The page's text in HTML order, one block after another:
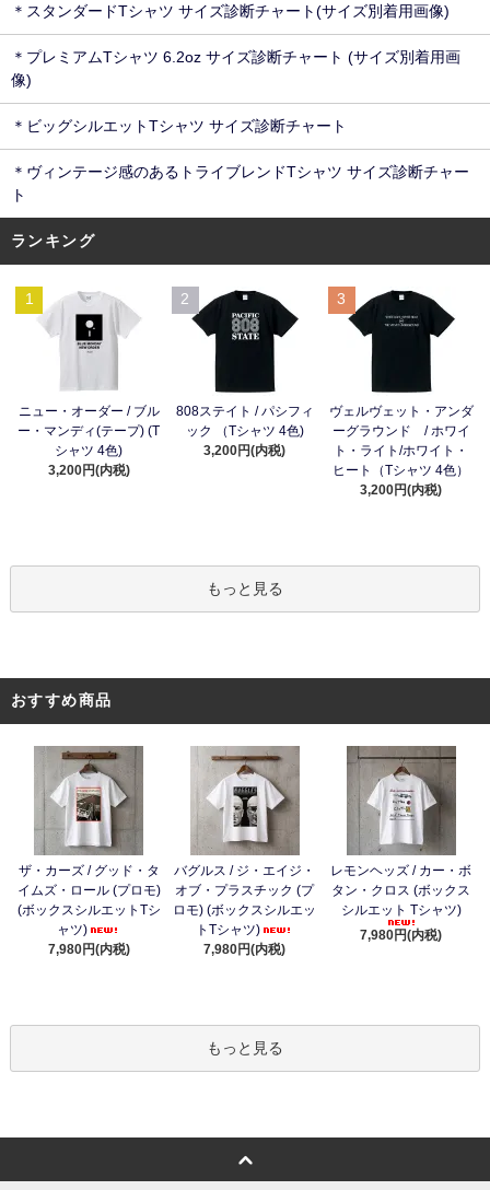
＊スタンダードTシャツ サイズ診断チャート(サイズ別着用画像)
＊プレミアムTシャツ 6.2oz サイズ診断チャート (サイズ別着用画
像)
＊ビッグシルエットTシャツ サイズ診断チャート
＊ヴィンテージ感のあるトライブレンドTシャツ サイズ診断チャー
ト
ランキング
1
ニュー・オーダー / ブル
ー・マンディ(テープ) (T
シャツ 4色)
3,200円(内税)
2
808ステイト / パシフィ
ック （Tシャツ 4色)
3,200円(内税)
3
ヴェルヴェット・アンダ
ーグラウンド / ホワイ
ト・ライト/ホワイト・
ヒート（Tシャツ 4色）
3,200円(内税)
もっと見る
おすすめ商品
ザ・カーズ / グッド・タ
イムズ・ロール (プロモ)
(ボックスシルエットTシ
ャツ)
7,980円(内税)
バグルス / ジ・エイジ・
オブ・プラスチック (プ
ロモ) (ボックスシルエッ
トTシャツ)
7,980円(内税)
レモンヘッズ / カー・ボ
タン・クロス (ボックス
シルエット Tシャツ)
7,980円(内税)
もっと見る